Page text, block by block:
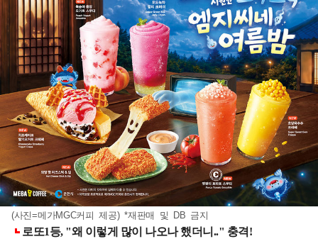
(사진=메가MGC커피 제공) *재판매 및 DB 금지